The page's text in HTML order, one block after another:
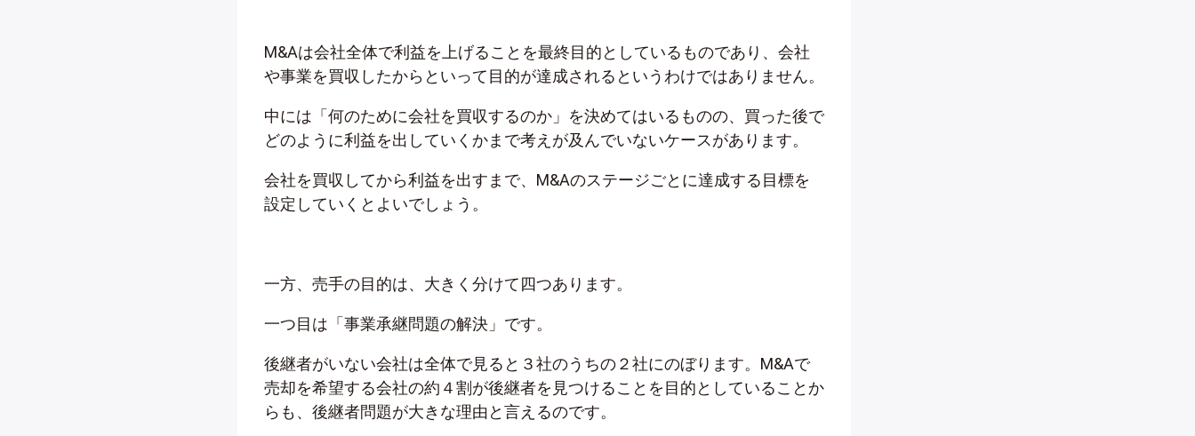
M&Aは会社全体で利益を上げることを最終目的としているものであり、会社
や事業を買収したからといって目的が達成されるというわけではありません。
中には「何のために会社を買収するのか」を決めてはいるものの、買った後で
どのように利益を出していくかまで考えが及んでいないケースがあります。
会社を買収してから利益を出すまで、M&Aのステージごとに達成する目標を
設定していくとよいでしょう。
一方、売手の目的は、大きく分けて四つあります。
一つ目は「事業承継問題の解決」です。
後継者がいない会社は全体で見ると３社のうちの２社にのぼります。M&Aで
売却を希望する会社の約４割が後継者を見つけることを目的としていることか
らも、後継者問題が大きな理由と言えるのです。